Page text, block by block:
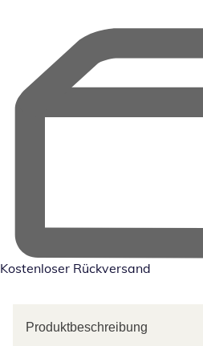
Kostenloser Rückversand
Produktbeschreibung